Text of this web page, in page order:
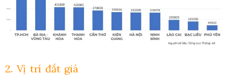
2. Vị trí đắt giá